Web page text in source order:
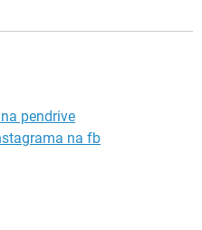
pendrive
na fb